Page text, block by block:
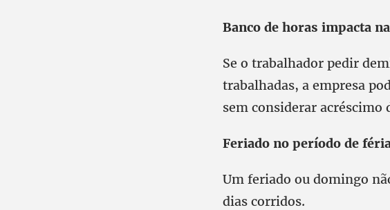
Banco de horas impacta
Se o trabalhador pedir
trabalhadas, a empresa
sem considerar acréscimo
Feriado no período de
Um feriado ou domingo
dias corridos.